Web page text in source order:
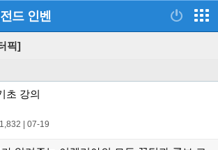
드 인벤
픽]
초 강의
07-19